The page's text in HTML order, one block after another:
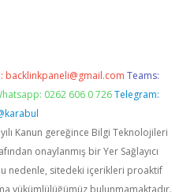
backlinkpaneli@gmail.com Teams:
0262 606 0 726 Telegram:
Kanun gereğince Bilgi Teknolojileri
onaylanmış bir Yer Sağlayıcı
nedenle, sitedeki içerikleri proaktif
yükümlülüğümüz bulunmamaktadır.